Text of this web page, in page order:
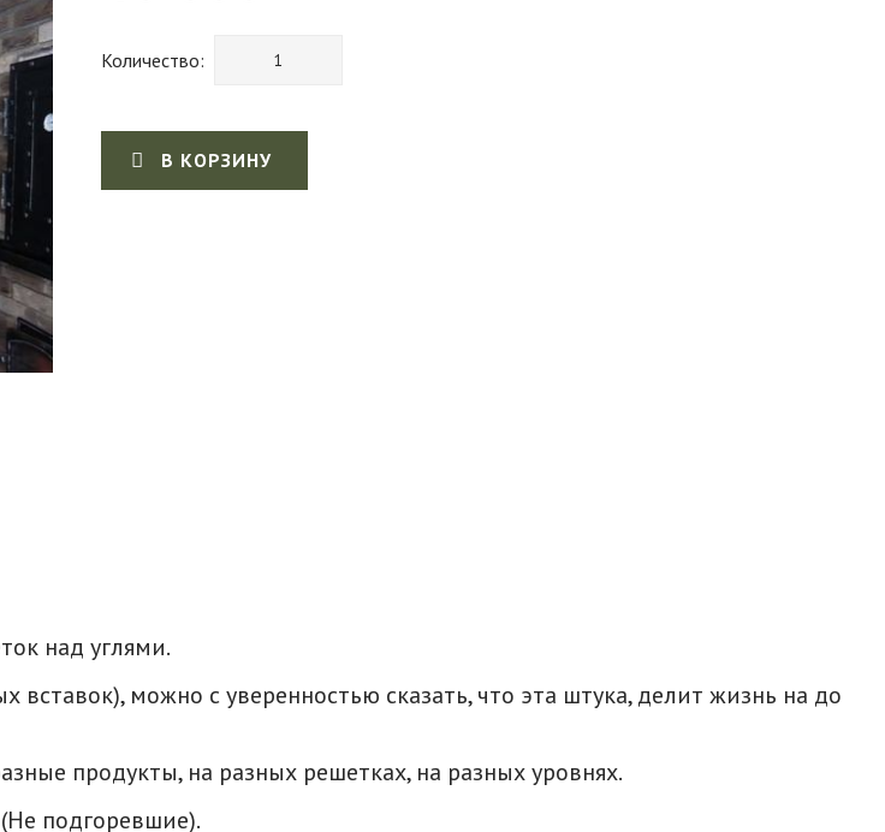
Количество:
В КОРЗИНУ
над углями.
можно с уверенностью сказать, что эта штука, делит жизнь на до
продукты, на разных решетках, на разных уровнях.
подгоревшие).